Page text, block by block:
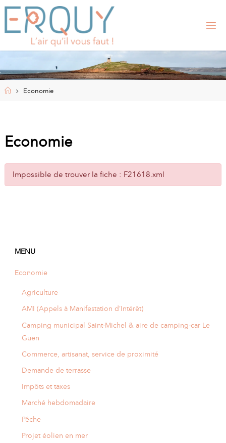
Skip
content
RQ
UY
, SI
EL
DE
HomeEconomie
Economie
Impossible de trouver la fiche : F21618.xml
MENU
Economie
Agriculture
AMI (Appels à Manifestation d’Intérêt)
Camping municipal Saint-Michel & aire de camping-car Le
Guen
Commerce, artisanat, service de proximité
Demande de terrasse
Impôts et taxes
Marché hebdomadaire
Pêche
Projet éolien en mer